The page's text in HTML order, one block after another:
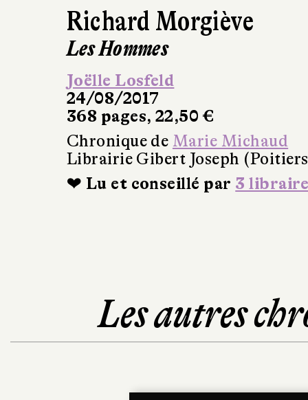
Richard Morgiève
Les Hommes
Joëlle Losfeld
24/08/2017
368 pages, 22,50 €
Chronique de Marie Michaud
Librairie Gibert Joseph
❤ Lu et conseillé par 3
Les autres